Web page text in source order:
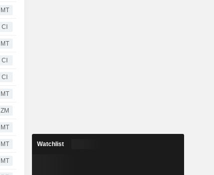
MT
CI
MT
CI
CI
MT
ZM
MT
MT
MT
Watchlist